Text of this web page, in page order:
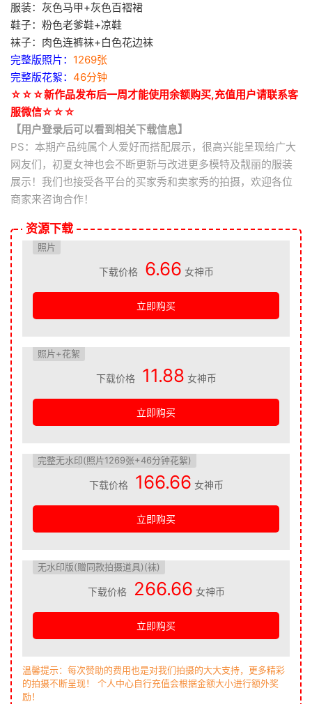
服装：灰色马甲+灰色百褶裙
鞋子：粉色老爹鞋+凉鞋
袜子：肉色连裤袜+白色花边袜
完整版照片： 1269张
完整版花絮： 46分钟
☆☆☆新作品发布后一周才能使用余额购买,充值用户请联系客
服微信☆☆☆
【用户登录后可以看到相关下载信息】
PS：本期产品纯属个人爱好而搭配展示，很高兴能呈现给广大
网友们，初夏女神也会不断更新与改进更多模特及靓丽的服装
展示！我们也接受各平台的买家秀和卖家秀的拍摄，欢迎各位
商家来咨询合作！
资源下载
照片
下载价格 6.66 女神币
立即购买
照片+花絮
下载价格 11.88 女神币
立即购买
完整无水印(照片1269张+46分钟花絮)
下载价格 166.66 女神币
立即购买
无水印版(赠同款拍摄道具)(袜)
下载价格 266.66 女神币
立即购买
温馨提示：每次赞助的费用也是对我们拍摄的大大支持，更多精彩
的拍摄不断呈现！ 个人中心自行充值会根据金额大小进行额外奖
励！